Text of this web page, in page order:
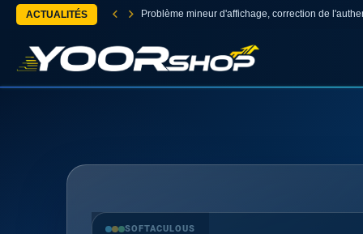
ACTUALITÉS Problème mineur d'affichage, correction de
SOFTACULOUS